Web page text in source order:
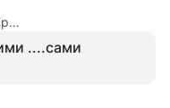
Карлсон.который Живёт На Крыше.
....сами